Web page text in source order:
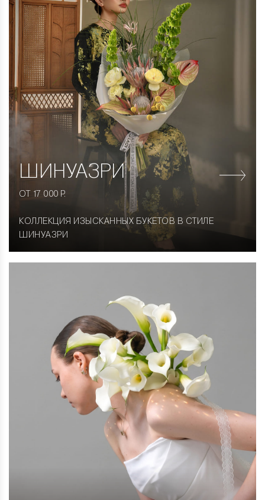
ШИНУАЗРИ
ОТ 17 000 Р.
КОЛЛЕКЦИЯ ИЗЫСКАННЫХ БУКЕТОВ В СТИЛЕ
ШИНУАЗРИ